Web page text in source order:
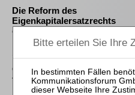
Die Reform des
Eigenkapitalersatzrechts
durch das MoMiG
Organverantwortlichkeit
für die Steuerentrichtung
nach Insolvenzreife